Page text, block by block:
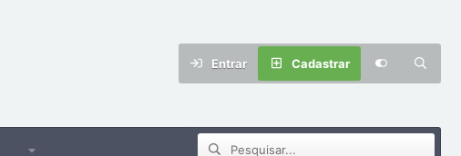
Entrar Cadastrar